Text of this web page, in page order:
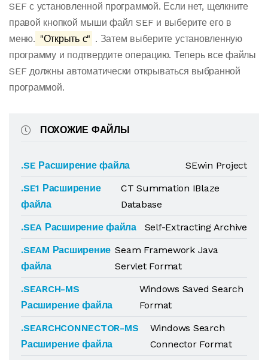
SEF с установленной программой. Если нет, щелкните
правой кнопкой мыши файл SEF и выберите его в
меню. "Открыть с" . Затем выберите установленную
программу и подтвердите операцию. Теперь все файлы
SEF должны автоматически открываться выбранной
программой.
ПОХОЖИЕ ФАЙЛЫ
.SE Расширение файла
SEwin Project
.SE1 Расширение
файла
CT Summation IBlaze
Database
.SEA Расширение файла
Self-Extracting Archive
.SEAM Расширение
файла
Seam Framework Java
Servlet Format
.SEARCH-MS
Расширение файла
Windows Saved Search
Format
.SEARCHCONNECTOR-MS
Расширение файла
Windows Search
Connector Format